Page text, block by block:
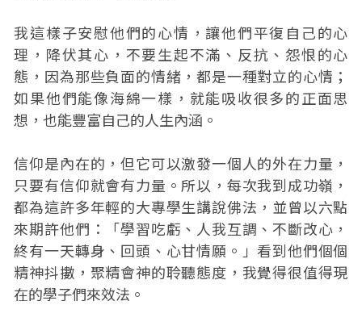
我這樣子安慰他們的心情，讓他們平復自己的心
理，降伏其心，不要生起不滿、反抗、怨恨的心
態，因為那些負面的情緒，都是一種對立的心情；
如果他們能像海綿一樣，就能吸收很多的正面思
想，也能豐富自己的人生內涵。
信仰是內在的，但它可以激發一個人的外在力量，
只要有信仰就會有力量。所以，每次我到成功嶺，
都為這許多年輕的大專學生講說佛法，並曾以六點
來期許他們：「學習吃虧、人我互調、不斷改心，
終有一天轉身、回頭、心甘情願。」看到他們個個
精神抖擻，聚精會神的聆聽態度，我覺得很值得現
在的學子們來效法。